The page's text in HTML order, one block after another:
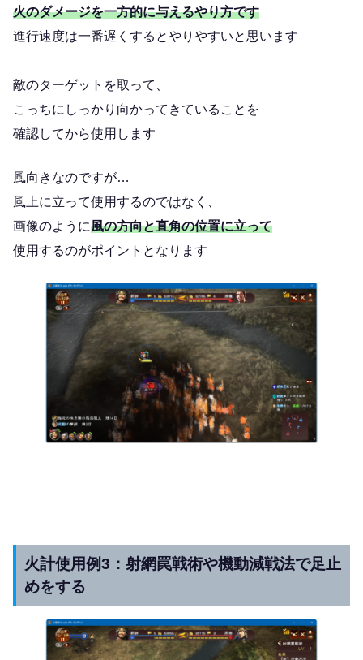
火のダメージを一方的に与えるやり方です
進行速度は一番遅くするとやりやすいと思います
敵のターゲットを取って、
こっちにしっかり向かってきていることを
確認してから使用します
風向きなのですが…
風上に立って使用するのではなく、
画像のように風の方向と直角の位置に立って
使用するのがポイントとなります
火計使用例3：射網罠戦術や機動減戦法で足止
めをする